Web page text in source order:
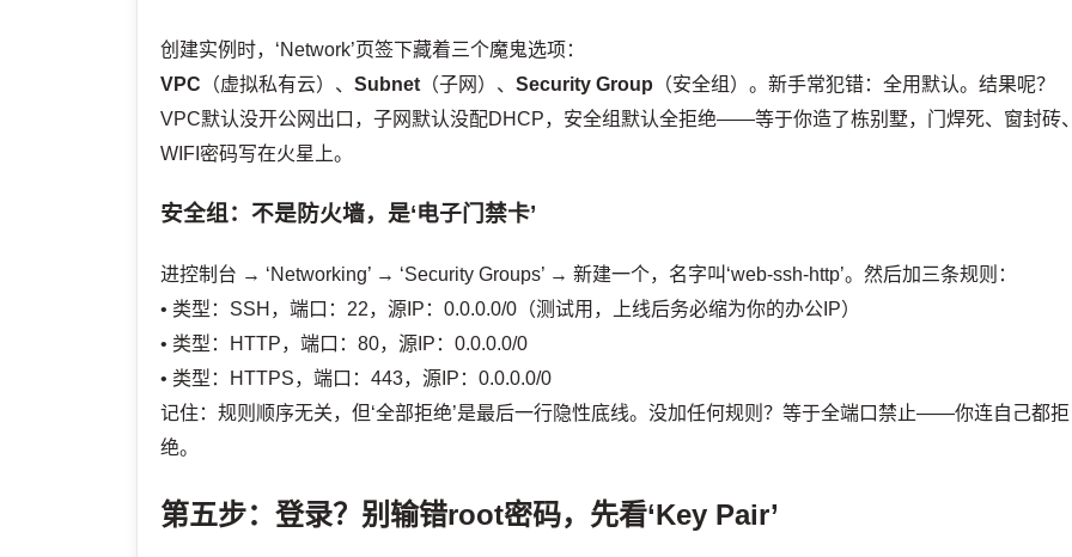
创建实例时，‘Network’页签下藏着三个魔鬼选项：
VPC （虚拟私有云）、Subnet（子网）、Security Group （安全组）。新手常犯错：全用默认。结果呢？
VPC默认没开公网出口，子网默认没配DHCP，安全组默认全拒绝——等于你造了栋别墅，门焊死、窗封砖
WIFI密码写在火星上。
安全组：不是防火墙，是‘电子门禁卡’
进控制台 → ‘Networking’ → ‘Security Groups’ → 新建一个，名字叫‘web-ssh-http’。然后加三条规则：
• 类型：SSH，端口：22，源IP：0.0.0.0/0（测试用，上线后务必缩为你的办公IP）
• 类型：HTTP，端口：80，源IP：0.0.0.0/0
• 类型：HTTPS，端口：443，源IP：0.0.0.0/0
记住：规则顺序无关，但‘全部拒绝’是最后一行隐性底线。没加任何规则？等于全端口禁止——你连自己都拒
绝。
第五步：登录？别输错root密码，先看‘Key Pair’